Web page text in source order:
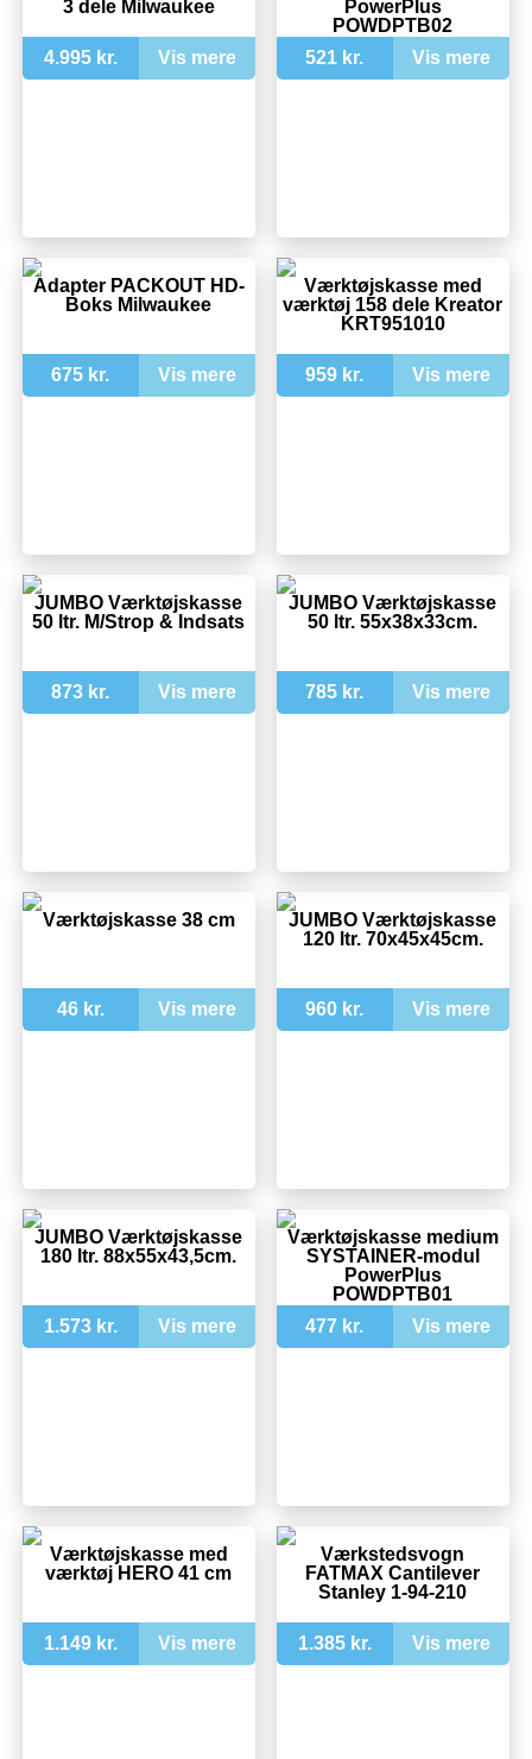
3 dele Milwaukee
4.995 kr. Vis mere
PowerPlus
POWDPTB02
521 kr.
Vis mere
Adapter PACKOUT HD-
Boks Milwaukee
675 kr. Vis mere
Værktøjskasse med
værktøj 158 dele Kreator
KRT951010
959 kr. Vis mere
JUMBO Værktøjskasse
50 ltr. M/Strop & Indsats
873 kr. Vis mere
JUMBO Værktøjskasse
50 ltr. 55x38x33cm.
785 kr. Vis mere
Værktøjskasse 38 cm
46 kr. Vis mere
JUMBO Værktøjskasse
120 ltr. 70x45x45cm.
960 kr. Vis mere
JUMBO Værktøjskasse
180 ltr. 88x55x43,5cm.
1.573 kr. Vis mere
Værktøjskasse medium
SYSTAINER-modul
PowerPlus
POWDPTB01
477 kr.
Vis mere
Værktøjskasse med
værktøj HERO 41 cm
1.149 kr. Vis mere
Værkstedsvogn
FATMAX Cantilever
Stanley 1-94-210
1.385 kr. Vis mere